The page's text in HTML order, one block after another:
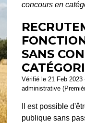
concours en
SANS
Vérifié le 21 Feb
administrative
Il est possible
publique sans